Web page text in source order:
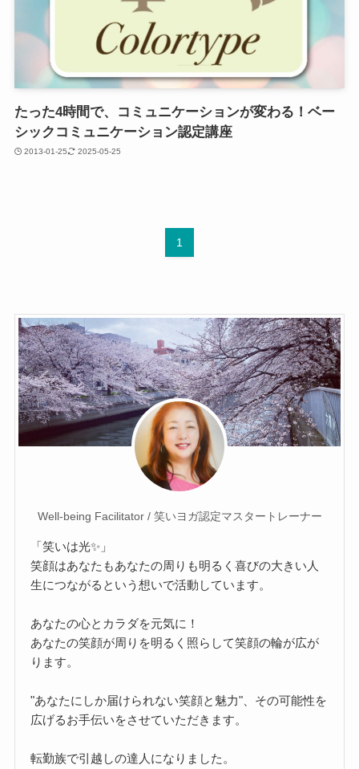
たった4時間で、コミュニケーションが変わる！ベー
シックコミュニケーション認定講座
2013-01-25 2025-05-25
1
Well-being Facilitator / 笑いヨガ認定マスタートレーナー
「笑いは光✨」
笑顔はあなたもあなたの周りも明るく喜びの大きい人
生につながるという想いで活動しています。
あなたの心とカラダを元気に！
あなたの笑顔が周りを明るく照らして笑顔の輪が広が
ります。
"あなたにしか届けられない笑顔と魅力"、その可能性を
広げるお手伝いをさせていただきます。
転勤族で引越しの達人になりました。